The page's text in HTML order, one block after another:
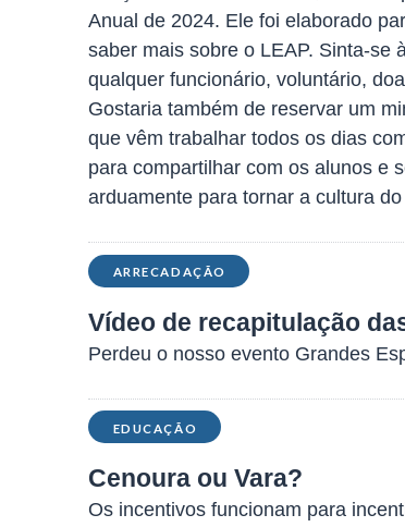
Anual de 2024. Ele foi elaborado
saber mais sobre o LEAP. Sinta-se
qualquer funcionário, voluntário,
Gostaria também de reservar um
que vêm trabalhar todos os dias
para compartilhar com os alunos e
arduamente para tornar a cultura
ARRECADAÇÃO
Vídeo de recapitulação
Perdeu o nosso evento Grandes
EDUCAÇÃO
Cenoura ou Vara?
Os incentivos funcionam para